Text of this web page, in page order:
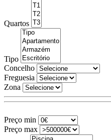
Quartos
Tipo
Concelho
Freguesia
Zona
Preço min
Preço max